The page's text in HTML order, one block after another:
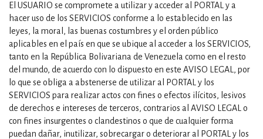
El USUARIO se compromete a utilizar y acceder al PORTAL y a
hacer uso de los SERVICIOS conforme a lo establecido en las
leyes, la moral, las buenas costumbres y el orden público
aplicables en el país en que se ubique al acceder a los SERVICIOS,
tanto en la República Bolivariana de Venezuela como en el resto
del mundo, de acuerdo con lo dispuesto en este AVISO LEGAL, por
lo que se obliga a abstenerse de utilizar al PORTAL y los
SERVICIOS para realizar actos con fines o efectos ilícitos, lesivos
de derechos e intereses de terceros, contrarios al AVISO LEGAL o
con fines insurgentes o clandestinos o que de cualquier forma
puedan dañar, inutilizar, sobrecargar o deteriorar al PORTAL y los